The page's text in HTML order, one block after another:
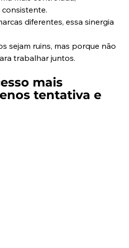
diferentes, essa sinergia
sejam ruins, mas porque não
trabalhar juntos.
mais
tentativa e